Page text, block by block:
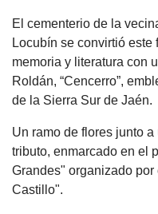
El cementerio de la
Locubín se convirtió
memoria y literatura con
Roldán, “Cencerro”,
de la Sierra Sur de Jaén.
Un ramo de flores junto
tributo, enmarcado en el
Grandes" organizado
Castillo".